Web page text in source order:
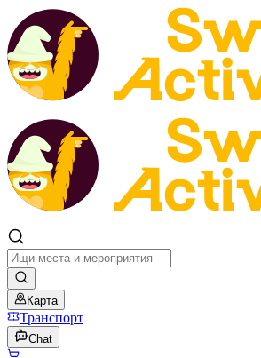
Карта
Транспорт
Chat